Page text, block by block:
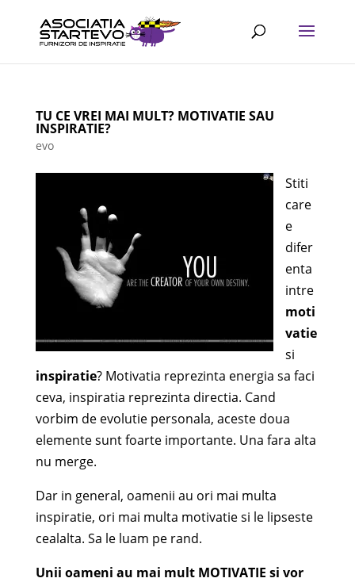
TU CE VREI MAI MULT? MOTIVATIE SAU
INSPIRATIE?
evo
Stiti
care
e
difer
enta
intre
moti
vatie
si
inspiratie? Motivatia reprezinta energia sa faci
ceva, inspiratia reprezinta directia. Cand
vorbim de evolutie personala, aceste doua
elemente sunt foarte importante. Una fara alta
nu merge.
Dar in general, oamenii au ori mai multa
inspiratie, ori mai multa motivatie si le lipseste
cealalta. Sa le luam pe rand.
Unii oameni au mai mult MOTIVATIE si vor